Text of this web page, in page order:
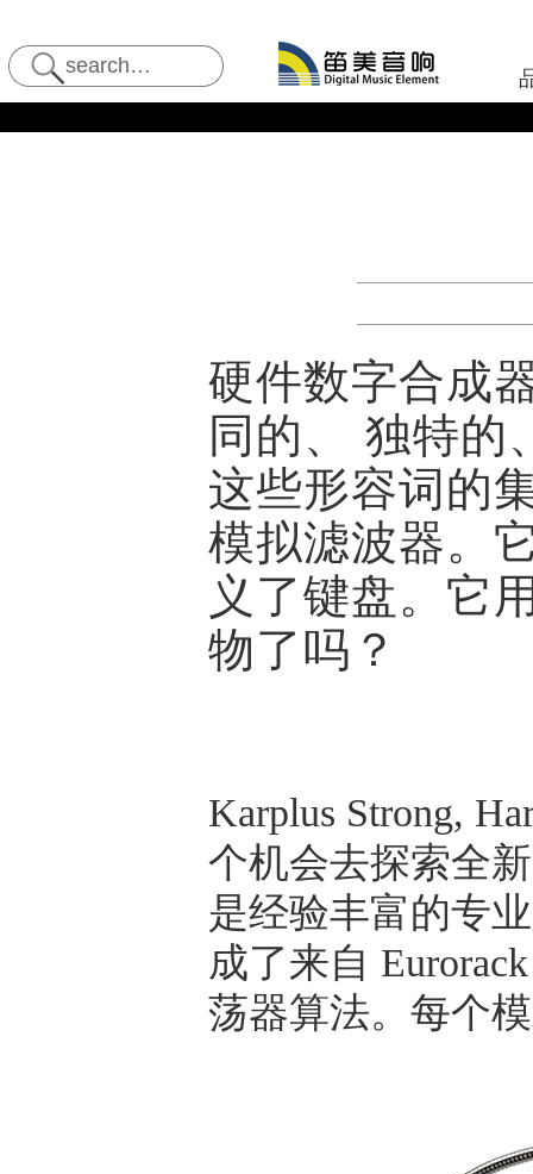
硬件数字合成
同的、 独特的
这些形容词的
模拟滤波器。
义了键盘。它
物了吗？
Karplus Strong,
个机会去探索全
是经验丰富的专
成了来自
荡器算法。每个